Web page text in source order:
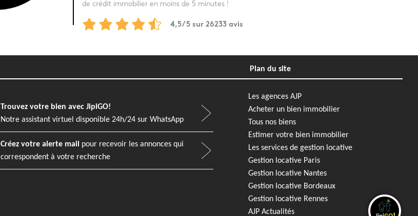
de crédit immobilier en moins de 5 minutes !
4,5/5 sur 26233 avis
Plan du site
Trouvez votre bien avec JipiGO!
Notre assistant virtuel disponible 24h/24 sur WhatsApp
Créez votre alerte mail pour recevoir les annonces qui
correspondent à votre recherche
Les agences AJP
Acheter un bien immobilier
Tous nos biens
Estimer votre bien immobilier
Les services de gestion locative
Gestion locative Paris
Gestion locative Nantes
Gestion locative Bordeaux
Gestion locative Rennes
AJP Actualités